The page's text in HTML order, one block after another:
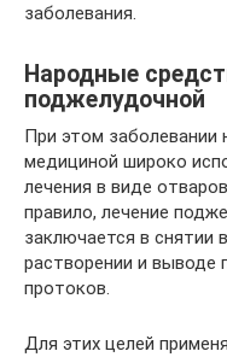
заболевания.
Народные
поджелудочной
При этом заболевании
медициной широко
лечения в виде
правило, лечение
заключается в снятии
растворении и выводе
протоков.
Для этих целей